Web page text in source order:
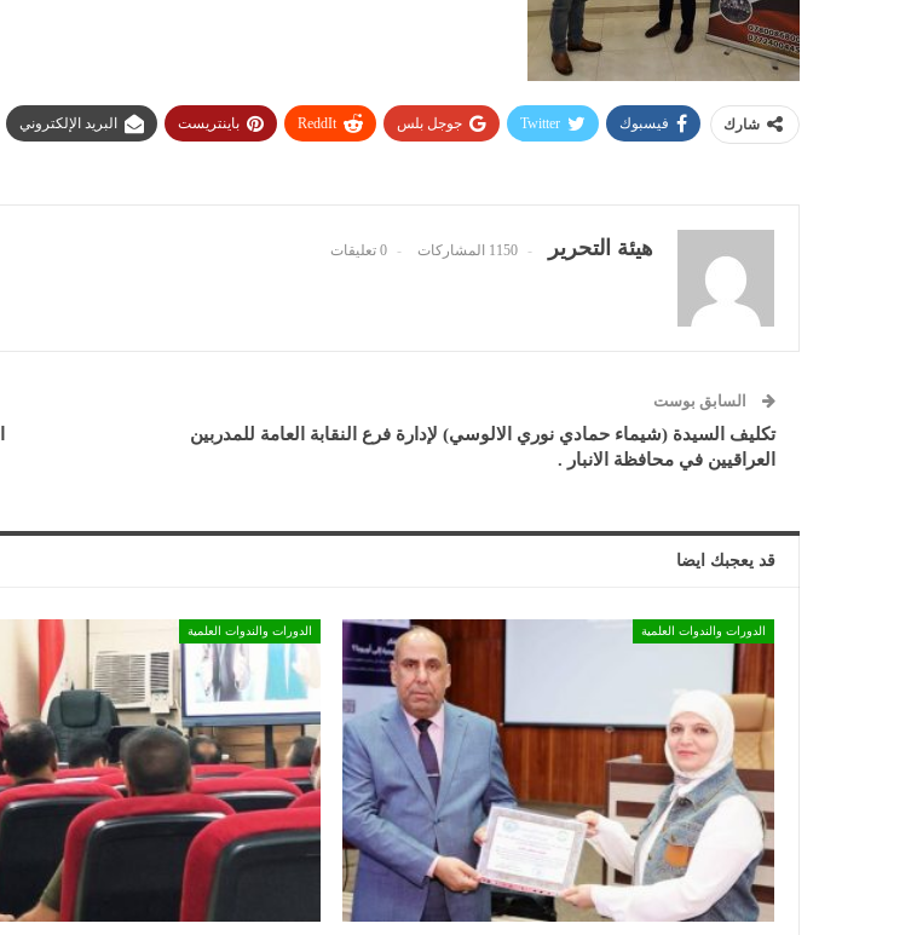
شارك فيسبوك Twitter جوجل بلس ReddIt باينتريست البريد الإلكتروني
هيئة التحرير 1150 المشاركات 0 تعليقات
السابق بوست
تكليف السيدة (شيماء حمادي نوري الالوسي) لإدارة فرع النقابة العامة للمدربين
العراقيين في محافظة الانبار .
قد يعجبك ايضا
الدورات والندوات العلمية الدورات والندوات العلمية